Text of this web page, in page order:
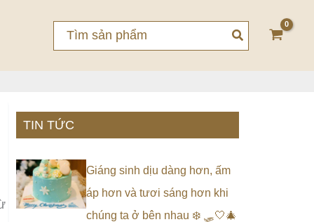
Search
for:
TIN TỨC
Giáng sinh dịu dàng hơn, ấm
áp hơn và tươi sáng hơn khi
chúng ta ở bên nhau ❄️ 🛷🤍🎄